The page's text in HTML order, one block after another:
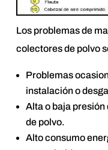
Los problemas de
colectores de polvo
Problemas
instalación o
Alta o baja
de polvo.
Alto consumo